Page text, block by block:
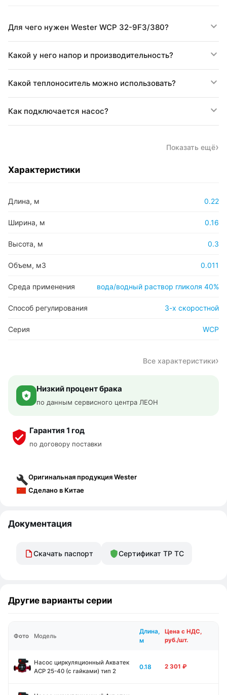
Для чего нужен Wester WCP 32-9F3/380?
Какой у него напор и производительность?
Какой теплоноситель можно использовать?
Как подключается насос?
Показать ещё
Характеристики
Длина, м 0.22
Ширина, м 0.16
Высота, м 0.3
Объем, м3 0.011
Среда применения вода/водный раствор гликоля 40%
Способ регулирования 3-х скоростной
Серия WCP
Все характеристики
Низкий процент брака
по данным сервисного центра ЛЕОН
Гарантия 1 год
по договору поставки
Оригинальная продукция Wester
Сделано в Китае
Документация
Скачать паспорт Сертификат ТР ТС
Другие варианты серии
Фото Модель
Длина,
м
Цена с НДС,
руб./шт.
Насос циркуляционный Акватек
ACP 25-40 (с гайками) тип 2
0.18 2 301 ₽